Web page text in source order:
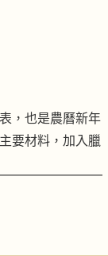
，也是農曆新年
要材料，加入臘